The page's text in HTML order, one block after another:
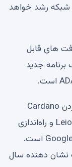
شبکه رشد خواهد
های قابل
جدید
اینها شامل فهرست کردن Cardano
Midnight در Coinbase، تکمیل CIP برای Leios و راه‌اندازی
یک استخر سهام در شبکه آزمایشی Google Cloud است.
نشان دهنده سال